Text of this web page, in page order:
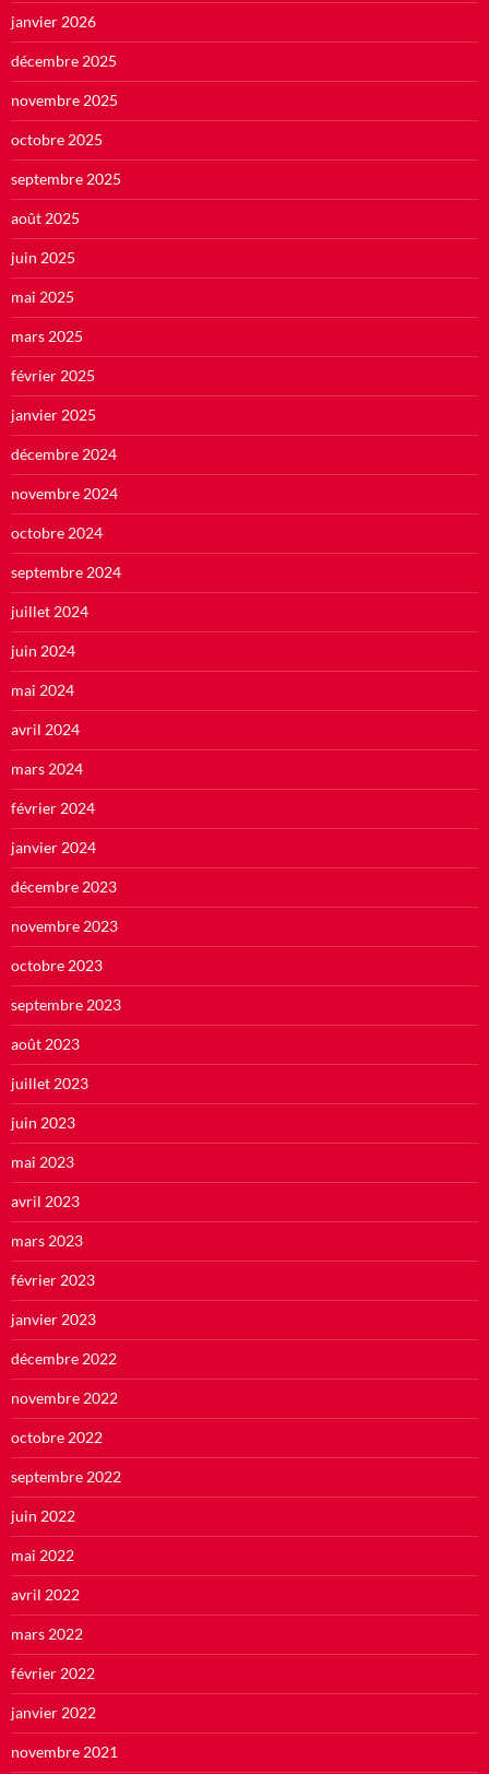
janvier 2026
décembre 2025
novembre 2025
octobre 2025
septembre 2025
août 2025
juin 2025
mai 2025
mars 2025
février 2025
janvier 2025
décembre 2024
novembre 2024
octobre 2024
septembre 2024
juillet 2024
juin 2024
mai 2024
avril 2024
mars 2024
février 2024
janvier 2024
décembre 2023
novembre 2023
octobre 2023
septembre 2023
août 2023
juillet 2023
juin 2023
mai 2023
avril 2023
mars 2023
février 2023
janvier 2023
décembre 2022
novembre 2022
octobre 2022
septembre 2022
juin 2022
mai 2022
avril 2022
mars 2022
février 2022
janvier 2022
novembre 2021